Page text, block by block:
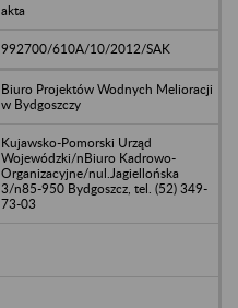
akta
992700/610A/10/2012/SAK
Biuro Projektów Wodnych Melioracji
w Bydgoszczy
Kujawsko-Pomorski Urząd
Wojewódzki/nBiuro Kadrowo-
Organizacyjne/nul.Jagiellońska
3/n85-950 Bydgoszcz, tel. (52) 349-
73-03